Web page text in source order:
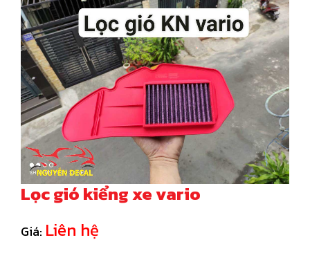
Lọc gió kiểng xe vario
Giá: Liên hệ